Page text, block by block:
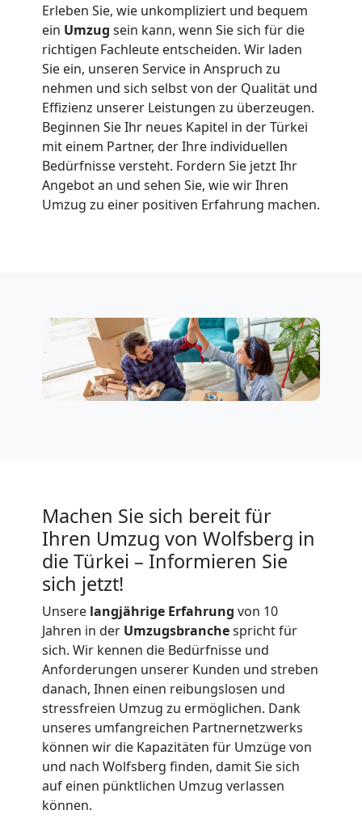
Erleben Sie, wie unkompliziert und bequem
ein Umzug sein kann, wenn Sie sich für die
richtigen Fachleute entscheiden. Wir laden
Sie ein, unseren Service in Anspruch zu
nehmen und sich selbst von der Qualität und
Effizienz unserer Leistungen zu überzeugen.
Beginnen Sie Ihr neues Kapitel in der Türkei
mit einem Partner, der Ihre individuellen
Bedürfnisse versteht. Fordern Sie jetzt Ihr
Angebot an und sehen Sie, wie wir Ihren
Umzug zu einer positiven Erfahrung machen.
Machen Sie sich bereit für
Ihren Umzug von Wolfsberg in
die Türkei – Informieren Sie
sich jetzt!
Unsere langjährige Erfahrung von 10
Jahren in der Umzugsbranchespricht für
sich. Wir kennen die Bedürfnisse und
Anforderungen unserer Kunden und streben
danach, Ihnen einen reibungslosen und
stressfreien Umzug zu ermöglichen. Dank
unseres umfangreichen Partnernetzwerks
können wir die Kapazitäten für Umzüge von
und nach Wolfsberg finden, damit Sie sich
auf einen pünktlichen Umzug verlassen
können.